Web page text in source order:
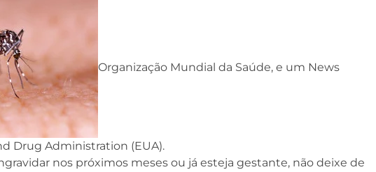
Organização Mundial da Saúde, e um News
Drug Administration (EUA).
nos próximos meses ou já esteja gestante, não deixe de